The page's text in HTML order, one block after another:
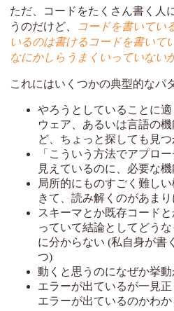
ただ、コードをたくさん書く人
うのだけど、
コードを書いてい
いるのは書けるコードを書いて
なにかしらうまくいっていない
これにはいくつかの典型的なパ
やろうとしていることに
ウェア、あるいは言語の
ど、ちょっと探しても見
「こういう方法でアプロ
見えているのに、必要な
局所的にものすごく難し
きて、読み解くのがあま
スキーマとか既存コード
っていて結論としてどう
に分からない (私自身が書
つ)
動くと思うのになぜか挙
エラーが出ているが一見
エラーが出ているのかわか